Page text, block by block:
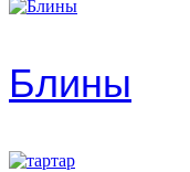
Блины